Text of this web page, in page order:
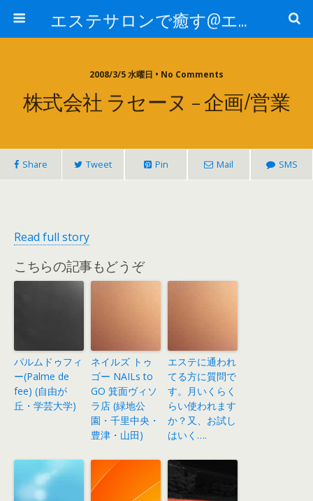
エステサロンで癒す@エステ～全国エステ情報
2008/3/5 水曜日 • No Comments
株式会社 ラセーヌ – 企画/営業
Share Tweet Pin Mail SMS
Read full story
こちらの記事もどうぞ
パルムドゥフィ
ー(Palme de
fee) (自由が
丘・学芸大学)
ネイルズ トゥ
ゴー NAILs to
GO 箕面ヴィソ
ラ店 (緑地公
園・千里中央・
豊津・山田)
エステに通われ
てる方に質問で
す。月いくらく
らい使われます
か？又、お試し
はいく….